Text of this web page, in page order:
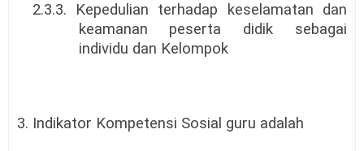
2.3.3. Kepedulian terhadap keselamatan dan
keamanan peserta didik sebagai
individu dan Kelompok
3. Indikator Kompetensi Sosial guru adalah